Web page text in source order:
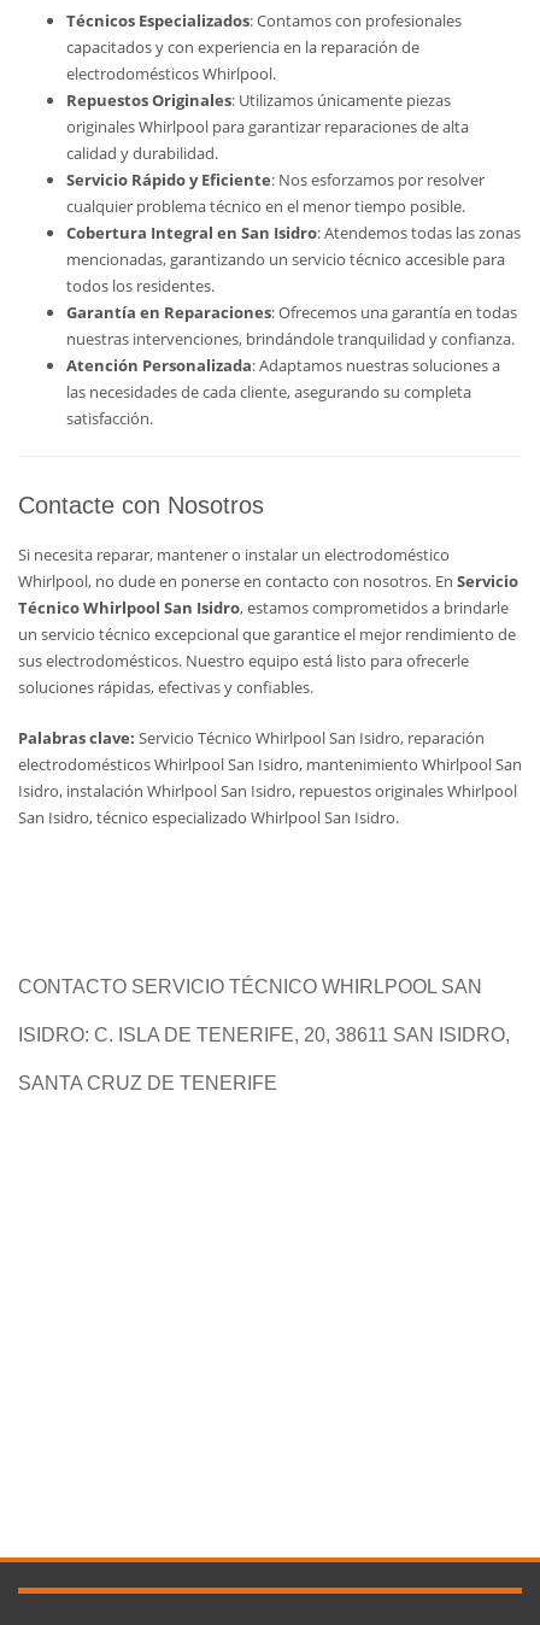
Técnicos Especializados: Contamos con profesionales
capacitados y con experiencia en la reparación de
electrodomésticos Whirlpool.
Repuestos Originales: Utilizamos únicamente piezas
originales Whirlpool para garantizar reparaciones de alta
calidad y durabilidad.
Servicio Rápido y Eficiente: Nos esforzamos por resolver
cualquier problema técnico en el menor tiempo posible.
Cobertura Integral en San Isidro: Atendemos todas las zonas
mencionadas, garantizando un servicio técnico accesible para
todos los residentes.
Garantía en Reparaciones: Ofrecemos una garantía en todas
nuestras intervenciones, brindándole tranquilidad y confianza.
Atención Personalizada: Adaptamos nuestras soluciones a
las necesidades de cada cliente, asegurando su completa
satisfacción.
Contacte con Nosotros
Si necesita reparar, mantener o instalar un electrodoméstico
Whirlpool, no dude en ponerse en contacto con nosotros. En Servicio
Técnico Whirlpool San Isidro, estamos comprometidos a brindarle
un servicio técnico excepcional que garantice el mejor rendimiento de
sus electrodomésticos. Nuestro equipo está listo para ofrecerle
soluciones rápidas, efectivas y confiables.
Palabras clave: Servicio Técnico Whirlpool San Isidro, reparación
electrodomésticos Whirlpool San Isidro, mantenimiento Whirlpool San
Isidro, instalación Whirlpool San Isidro, repuestos originales Whirlpool
San Isidro, técnico especializado Whirlpool San Isidro.
CONTACTO SERVICIO TÉCNICO WHIRLPOOL SAN
ISIDRO: C. ISLA DE TENERIFE, 20, 38611 SAN ISIDRO,
SANTA CRUZ DE TENERIFE